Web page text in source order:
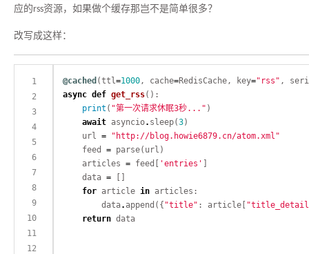
应的rss资源，如果做个缓存那岂不是简单很多？
改写成这样：
1
2
3
4
5
6
7
8
9
10
11
12
@cached (ttl=1000, cache=RedisCache, key="rss" ,
async def get_rss
print ( "第一次请求休眠3秒..."
await asyncio. sleep(3
    url
=
"http://blog.howie6879.cn/atom.xml"
    feed
=
    articles
= feed[ 'entries'
    data
=
for article in
        data
. append({ "title" : article[
return
data